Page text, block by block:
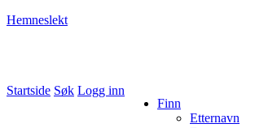
Hemneslekt
Startside Søk Logg inn
Finn
Etternavn